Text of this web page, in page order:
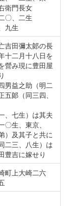
衛門長女
、二生
九生
吉田彌太郞の長
十二月十八日を
營み現に豊田屋
男益之助（明二
郞（同三四、
、七生）は其夫
〇生、東京、
）及其子と共に
二三、八生）は
豊吉に嫁せり
町上大崎二六